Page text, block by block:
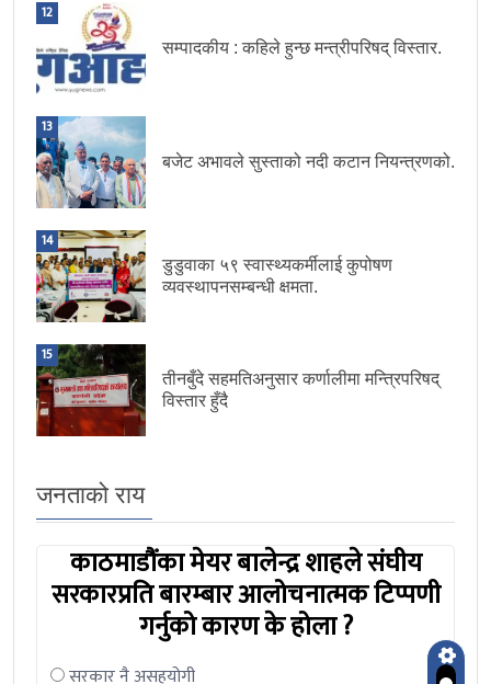
12
सम्पादकीय : कहिले हुन्छ मन्त्रीपरिषद् विस्तार.
13
बजेट अभावले सुस्ताको नदी कटान नियन्त्रणको.
14
डुडुवाका ५९ स्वास्थ्यकर्मीलाई कुपोषण
व्यवस्थापनसम्बन्धी क्षमता.
15
तीनबुँदे सहमतिअनुसार कर्णालीमा मन्त्रिपरिषद्
विस्तार हुँदै
जनताको राय
काठमाडौंका मेयर बालेन्द्र शाहले संघीय
सरकारप्रति बारम्बार आलोचनात्मक टिप्पणी
गर्नुको कारण के होला ?
सरकार नै असहयोगी